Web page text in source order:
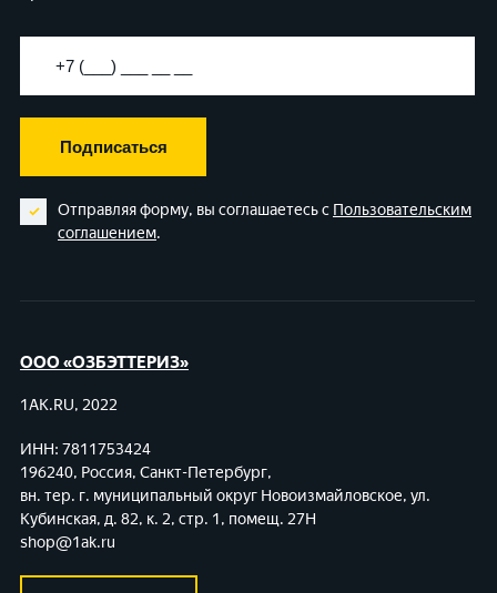
Подписаться
Отправляя форму, вы соглашаетесь с Пользовательским
соглашением.
ООО «ОЗБЭТТЕРИЗ»
1AK.RU, 2022
ИНН: 7811753424
196240, Россия, Санкт-Петербург,
вн. тер. г. муниципальный округ Новоизмайловское, ул.
Кубинская, д. 82, к. 2, стр. 1, помещ. 27Н
shop@1ak.ru